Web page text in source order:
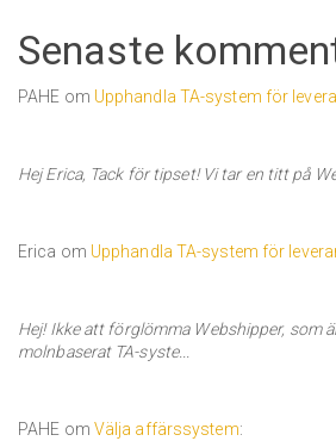
Senaste
PAHE om Upphandla TA-system för
Hej Erica, Tack för tipset! Vi tar en titt på
Erica om Upphandla TA-system för
Hej! Ikke att förglömma Webshipper, som
molnbaserat TA-syste...
PAHE om Välja affärssystem: